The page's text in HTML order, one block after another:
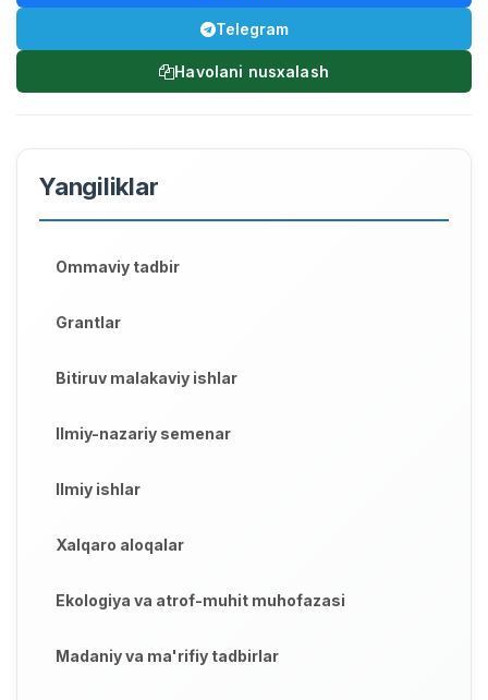
Telegram
Havolani nusxalash
Yangiliklar
Ommaviy tadbir
Grantlar
Bitiruv malakaviy ishlar
Ilmiy-nazariy semenar
Ilmiy ishlar
Xalqaro aloqalar
Ekologiya va atrof-muhit muhofazasi
Madaniy va ma'rifiy tadbirlar